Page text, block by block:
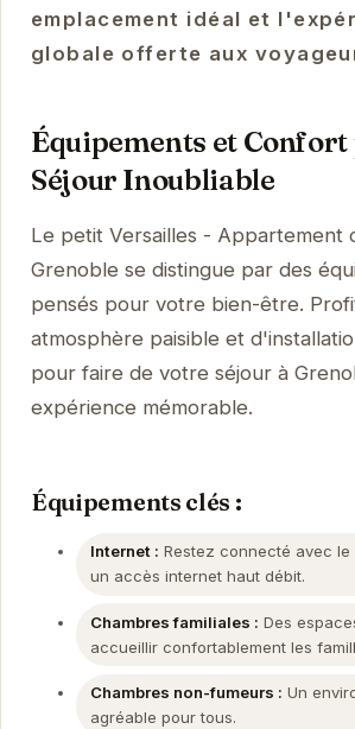
emplacement idéal et
globale offerte aux
Équipements et Confort
Séjour Inoubliable
Le petit Versailles - Appartement
Grenoble se distingue par des
pensés pour votre bien-être.
atmosphère paisible et
pour faire de votre séjour à
expérience mémorable.
Équipements clés :
Internet : Restez connecté avec
un accès internet haut débit.
Chambres familiales : Des
accueillir confortablement les
Chambres non-fumeurs : Un
agréable pour tous.